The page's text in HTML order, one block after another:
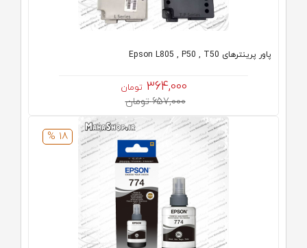
پاور پرینترهای Epson L805 , P50 , T50
364,000 تومان
657,000 تومان
18 %